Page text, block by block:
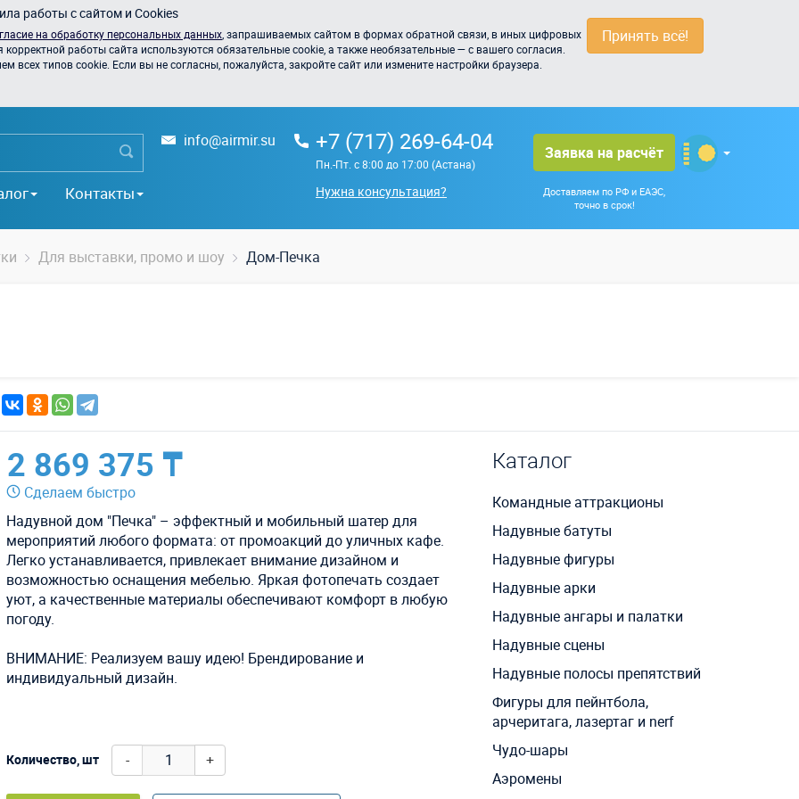
Принять всё!
работы с сайтом и Cookies
на обработку персональных данных , запрашиваемых сайтом в формах обратной связи, в иных цифровых
работы сайта используются обязательные cookie, а также необязательные — с вашего согласия.
типов cookie. Если вы не согласны, пожалуйста, закройте сайт или измените настройки браузера.
Контакты
info@airmir.su +7 (717) 269-64-04
Пн.-Пт. с 8:00 до 17:00 (Астана)
Нужна консультация?
Заявка на расчёт
Доставляем по РФ и ЕАЭС,
точно в срок!
Для выставки, промо и шоу Дом-Печка
2 869 375 ₸
Сделаем быстро
Надувной дом "Печка" – эффектный и мобильный шатер для
мероприятий любого формата: от промоакций до уличных кафе.
Легко устанавливается, привлекает внимание дизайном и
возможностью оснащения мебелью. Яркая фотопечать создает
уют, а качественные материалы обеспечивают комфорт в любую
погоду.
ВНИМАНИЕ: Реализуем вашу идею! Брендирование и
индивидуальный дизайн.
Количество, шт - +
Каталог
Командные аттракционы
Надувные батуты
Надувные фигуры
Надувные арки
Надувные ангары и палатки
Надувные сцены
Надувные полосы препятствий
Фигуры для пейнтбола,
арчеритага, лазертаг и nerf
Чудо-шары
Аэромены